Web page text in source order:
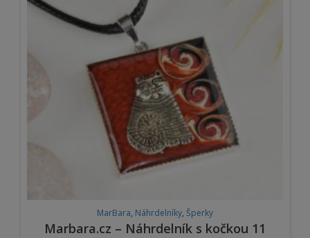
MarBara, Náhrdelníky, Šperky
Marbara.cz – Náhrdelník s kočkou 11